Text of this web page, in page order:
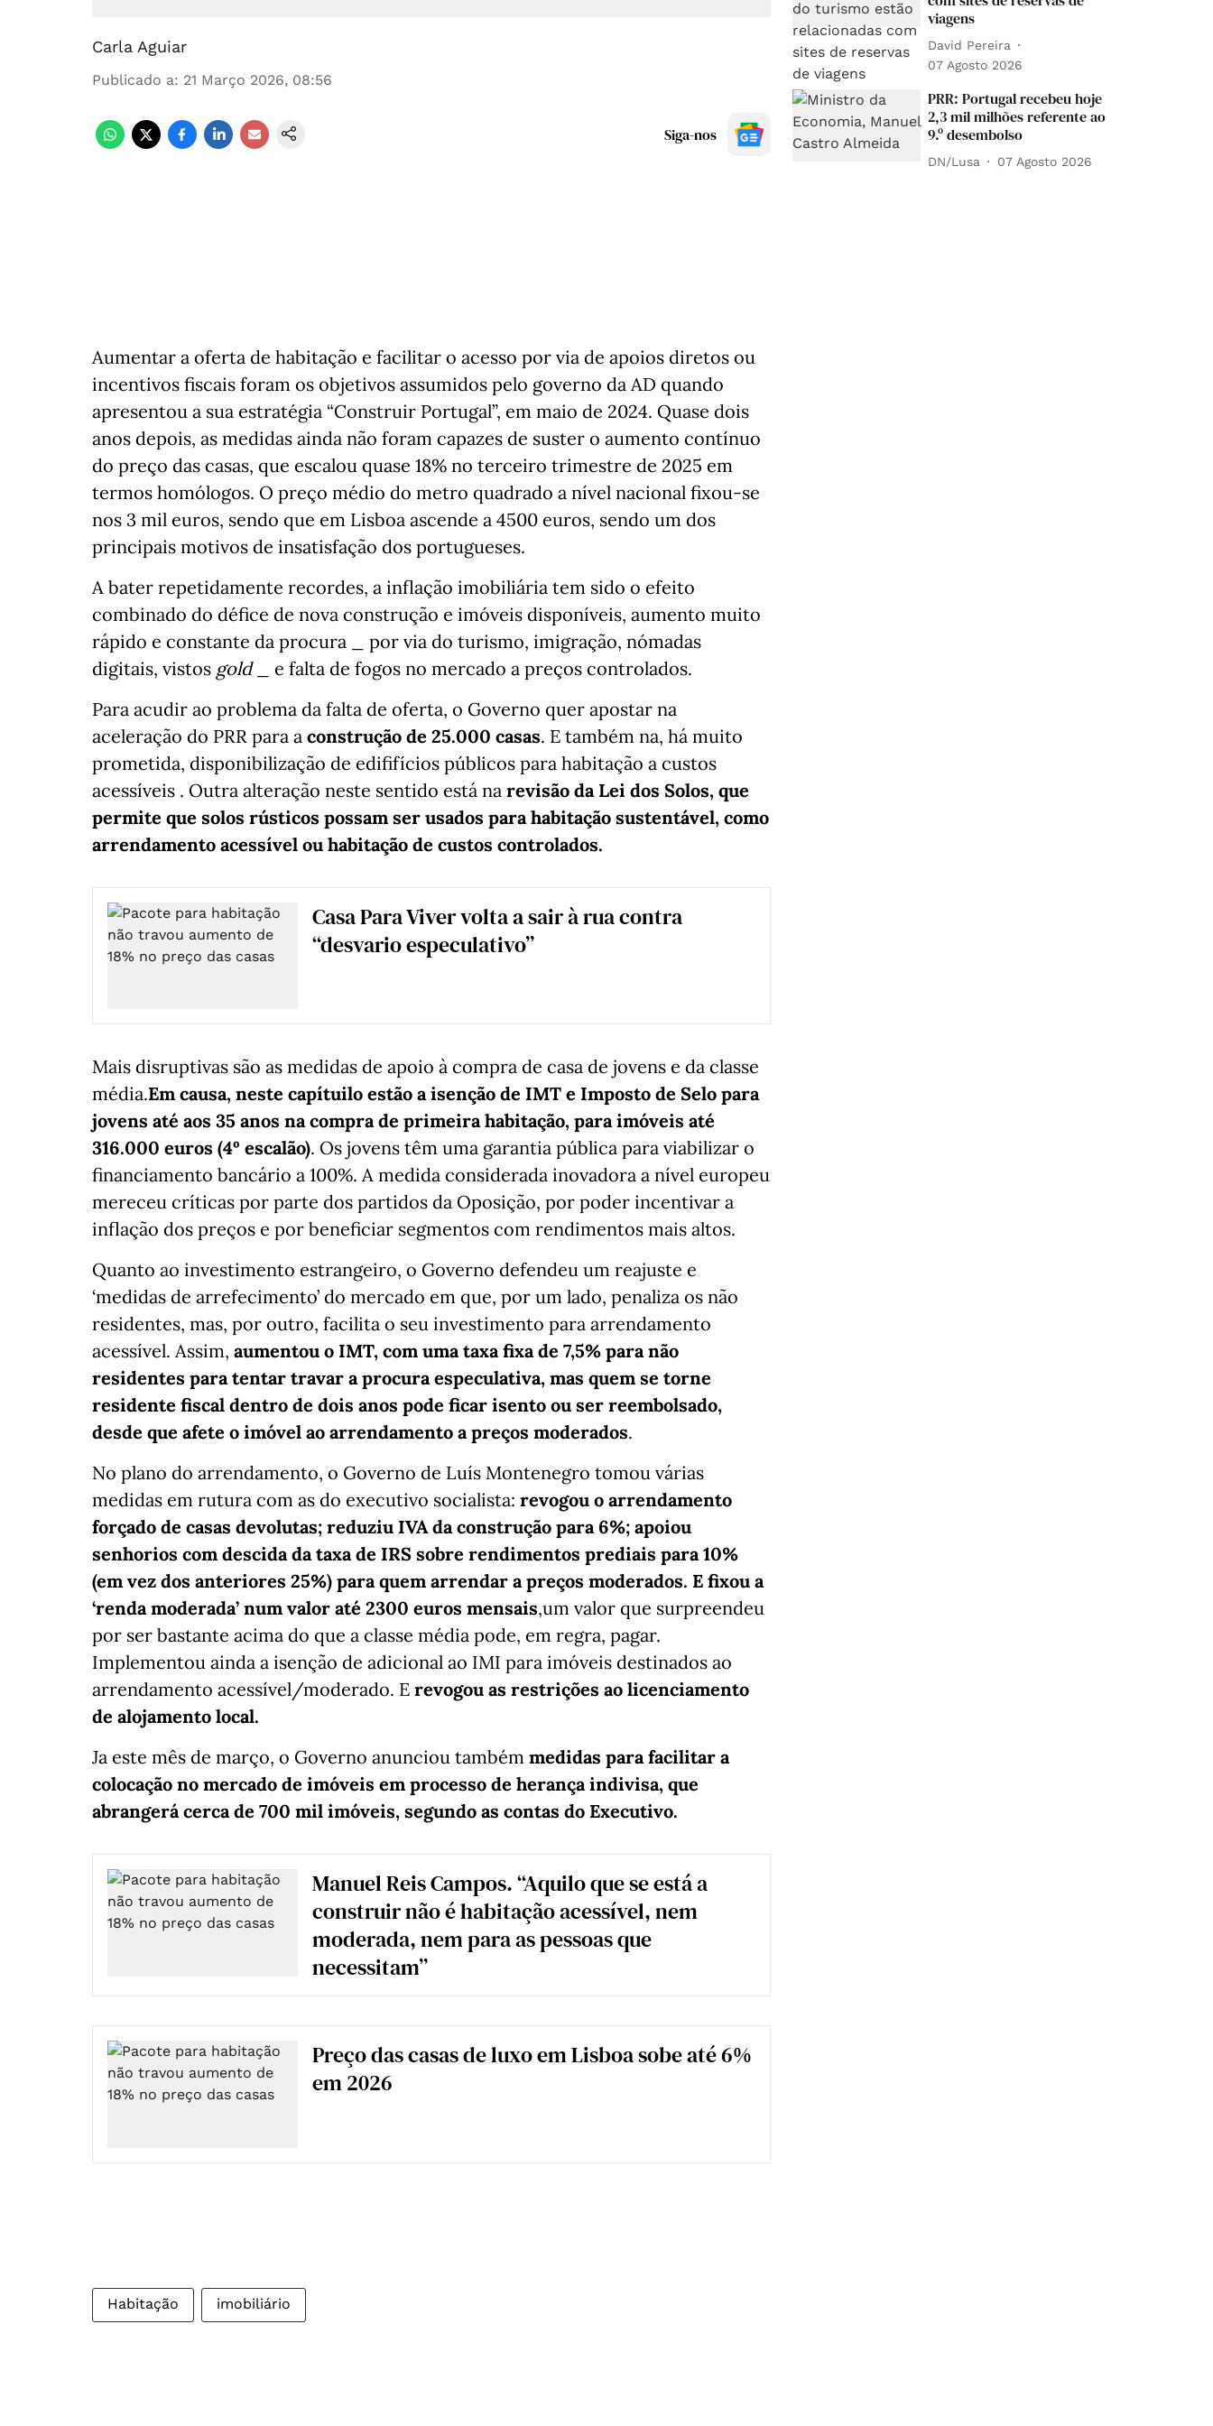
Carla Aguiar
Publicado a: 21 Março 2026, 08:56
Siga-nos
Aumentar a oferta de habitação e facilitar o acesso por via de apoios diretos ou
incentivos fiscais foram os objetivos assumidos pelo governo da AD quando
apresentou a sua estratégia “Construir Portugal”, em maio de 2024. Quase dois
anos depois, as medidas ainda não foram capazes de suster o aumento contínuo
do preço das casas, que escalou quase 18% no terceiro trimestre de 2025 em
termos homólogos. O preço médio do metro quadrado a nível nacional fixou-se
nos 3 mil euros, sendo que em Lisboa ascende a 4500 euros, sendo um dos
principais motivos de insatisfação dos portugueses.
A bater repetidamente recordes, a inflação imobiliária tem sido o efeito
combinado do défice de nova construção e imóveis disponíveis, aumento muito
rápido e constante da procura _ por via do turismo, imigração, nómadas
digitais, vistos gold
_ e falta de fogos no mercado a preços controlados.
Para acudir ao problema da falta de oferta, o Governo quer apostar na
aceleração do PRR para a construção de 25.000 casas. E também na, há muito
prometida, disponibilização de edififícios públicos para habitação a custos
acessíveis . Outra alteração neste sentido está na revisão da Lei dos Solos, que
permite que solos rústicos possam ser usados para habitação sustentável, como
arrendamento acessível ou habitação de custos controlados.
Casa Para Viver volta a sair à rua contra
“desvario especulativo”
Mais disruptivas são as medidas de apoio à compra de casa de jovens e da classe
média.Em causa, neste capítuilo estão a isenção de IMT e Imposto de Selo para
jovens até aos 35 anos na compra de primeira habitação, para imóveis até
316.000 euros (4º escalão). Os jovens têm uma garantia pública para viabilizar o
financiamento bancário a 100%. A medida considerada inovadora a nível europeu
mereceu críticas por parte dos partidos da Oposição, por poder incentivar a
inflação dos preços e por beneficiar segmentos com rendimentos mais altos.
Quanto ao investimento estrangeiro, o Governo defendeu um reajuste e
‘medidas de arrefecimento’ do mercado em que, por um lado, penaliza os não
residentes, mas, por outro, facilita o seu investimento para arrendamento
acessível. Assim, aumentou o IMT, com uma taxa fixa de 7,5% para não
residentes para tentar travar a procura especulativa, mas quem se torne
residente fiscal dentro de dois anos pode ficar isento ou ser reembolsado,
desde que afete o imóvel ao arrendamento a preços moderados.
No plano do arrendamento, o Governo de Luís Montenegro tomou várias
medidas em rutura com as do executivo socialista: revogou o arrendamento
forçado de casas devolutas; reduziu IVA da construção para 6%; apoiou
senhorios com descida da taxa de IRS sobre rendimentos prediais para 10%
(em vez dos anteriores 25%) para quem arrendar a preços moderados. E fixou a
‘renda moderada’ num valor até 2300 euros mensais,um valor que surpreendeu
por ser bastante acima do que a classe média pode, em regra, pagar.
Implementou ainda a isenção de adicional ao IMI para imóveis destinados ao
arrendamento acessível/moderado. E revogou as restrições ao licenciamento
de alojamento local.
Ja este mês de março, o Governo anunciou também medidas para facilitar a
colocação no mercado de imóveis em processo de herança indivisa, que
abrangerá cerca de 700 mil imóveis, segundo as contas do Executivo.
Manuel Reis Campos. “Aquilo que se está a
construir não é habitação acessível, nem
moderada, nem para as pessoas que
necessitam”
Preço das casas de luxo em Lisboa sobe até 6%
em 2026
Habitação imobiliário
viagens
David Pereira
07 Agosto 2026
PRR: Portugal recebeu hoje
2,3 mil milhões referente ao
9.º desembolso
DN/Lusa 07 Agosto 2026